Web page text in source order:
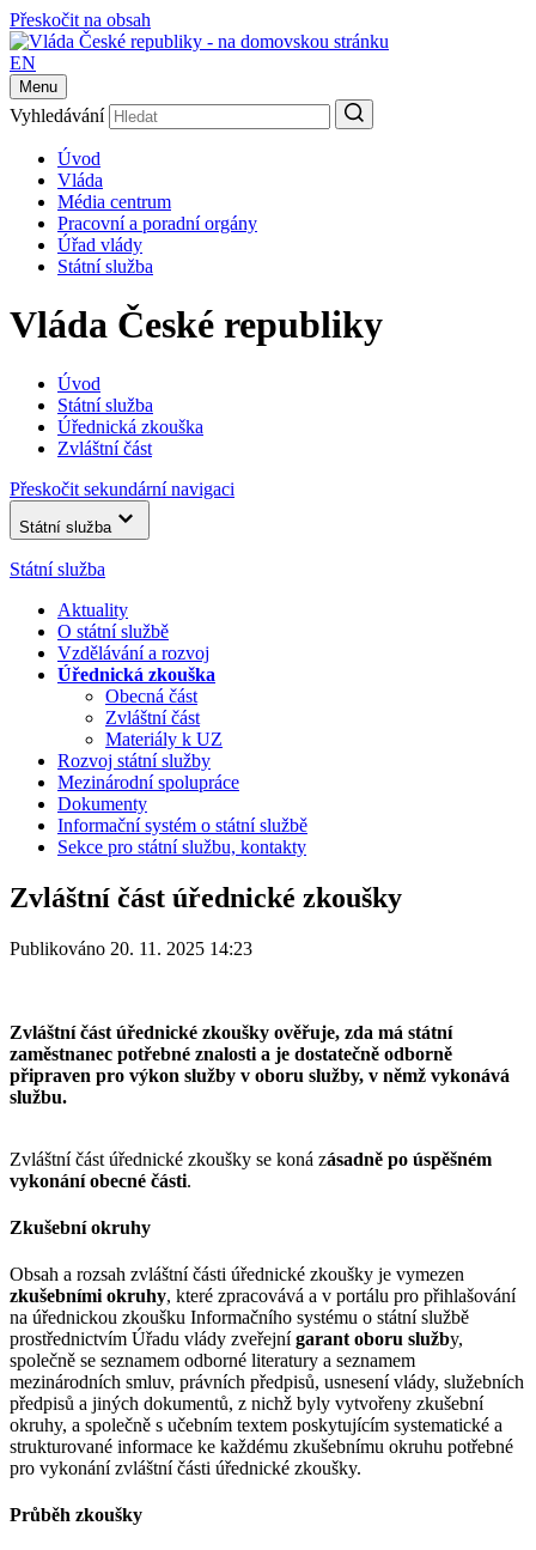
Přeskočit na obsah
EN
Menu
Vyhledávání
Úvod
Vláda
Média centrum
Pracovní a poradní orgány
Úřad vlády
Státní služba
Vláda České republiky
Úvod
Státní služba
Úřednická zkouška
Zvláštní část
Přeskočit sekundární navigaci
Státní služba
Státní služba
Aktuality
O státní službě
Vzdělávání a rozvoj
Úřednická zkouška
Obecná část
Zvláštní část
Materiály k UZ
Rozvoj státní služby
Mezinárodní spolupráce
Dokumenty
Informační systém o státní službě
Sekce pro státní službu, kontakty
Zvláštní část úřednické zkoušky
Publikováno 20. 11. 2025 14:23
Zvláštní část úřednické zkoušky ověřuje, zda má státní
zaměstnanec potřebné znalosti a je dostatečně odborně
připraven pro výkon služby v oboru služby, v němž vykonává
službu.
Zvláštní část úřednické zkoušky se koná zásadně po úspěšném
vykonání obecné části.
Zkušební okruhy
Obsah a rozsah zvláštní části úřednické zkoušky je vymezen
zkušebními okruhy, které zpracovává a v portálu pro přihlašování
na úřednickou zkoušku Informačního systému o státní službě
prostřednictvím Úřadu vlády zveřejnígarant oboru služby,
společně se seznamem odborné literatury a seznamem
mezinárodních smluv, právních předpisů, usnesení vlády, služebních
předpisů a jiných dokumentů, z nichž byly vytvořeny zkušební
okruhy, a společně s učebním textem poskytujícím systematické a
strukturované informace ke každému zkušebnímu okruhu potřebné
pro vykonání zvláštní části úřednické zkoušky.
Průběh zkoušky